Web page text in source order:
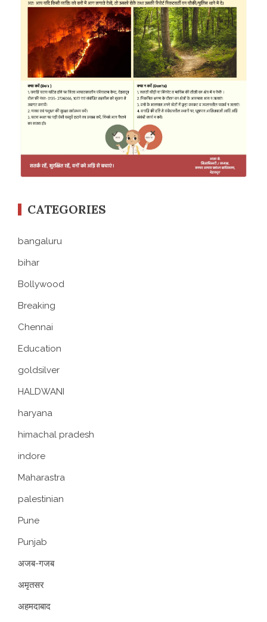
CATEGORIES
bangaluru
bihar
Bollywood
Breaking
Chennai
Education
goldsilver
HALDWANI
haryana
himachal pradesh
indore
Maharastra
palestinian
Pune
Punjab
अजब-गजब
अमृतसर
अहमदाबाद